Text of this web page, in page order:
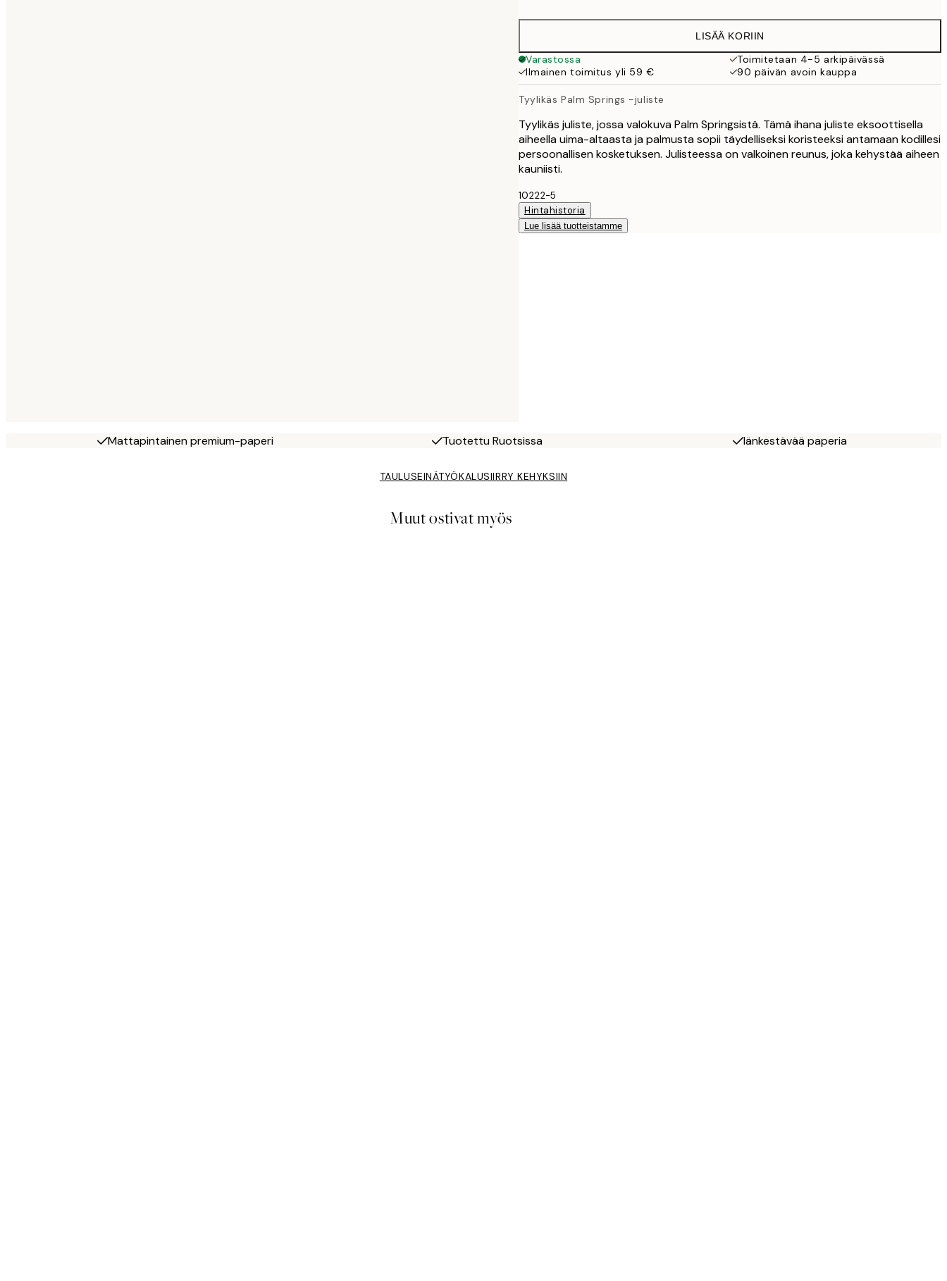
LISÄÄ KORIIN
Varastossa
Toimitetaan 4-5 arkipäivässä
Ilmainen toimitus yli 59 €
90 päivän avoin kauppa
Tyylikäs Palm Springs -juliste
Tyylikäs juliste, jossa valokuva Palm Springsistä. Tämä ihana juliste eksoottisella
aiheella uima-altaasta ja palmusta sopii täydelliseksi koristeeksi antamaan kodillesi
persoonallisen kosketuksen. Julisteessa on valkoinen reunus, joka kehystää aiheen
kauniisti.
10222-5
Hintahistoria
Lue lisää tuotteistamme
Mattapintainen premium-paperi Tuotettu Ruotsissa Iänkestävää paperia
TAULUSEINÄTYÖKALUSIIRRY KEHYKSIIN
Muut ostivat myös